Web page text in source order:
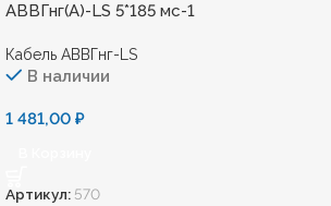
АВВГнг(А)-LS 5*185 мс-1
Кабель АВВГнг-LS
В наличии
1 481,00 ₽
Артикул: 570